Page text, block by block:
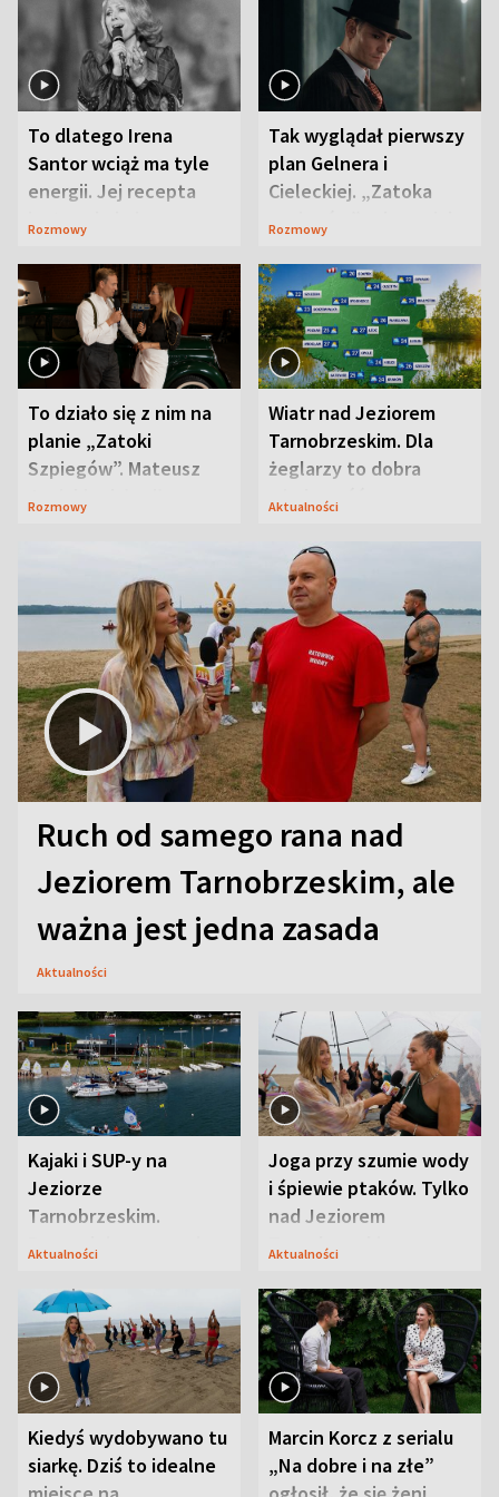
To dlatego Irena
Santor wciąż ma tyle
energii. Jej recepta
jest zaskakująco
Rozmowy
Tak wyglądał pierwszy
plan Gelnera i
Cieleckiej. „Zatoka
szpiegów” od razu ich
Rozmowy
To działo się z nim na
planie „Zatoki
Szpiegów”. Mateusz
Janicki odsłonił
Rozmowy
Wiatr nad Jeziorem
Tarnobrzeskim. Dla
żeglarzy to dobra
wiadomość
Aktualności
Ruch od samego rana nad
Jeziorem Tarnobrzeskim, ale
ważna jest jedna zasada
Aktualności
Kajaki i SUP-y na
Jeziorze
Tarnobrzeskim.
Przyrodnicy zwracają
Aktualności
Joga przy szumie wody
i śpiewie ptaków. Tylko
nad Jeziorem
Tarnobrzeskim
Aktualności
Kiedyś wydobywano tu
siarkę. Dziś to idealne
Marcin Korcz z serialu
„Na dobre i na złe”